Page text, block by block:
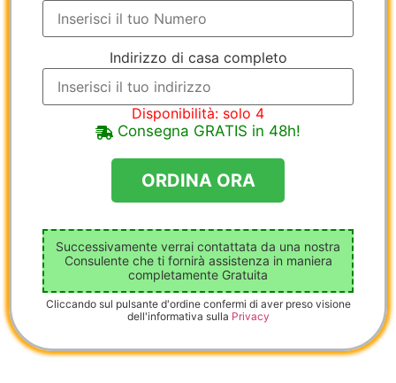
Indirizzo di casa completo
Disponibilità: solo 4
Consegna GRATIS in 48h!
Successivamente verrai contattata da una nostra
Consulente che ti fornirà assistenza in maniera
completamente Gratuita
Cliccando sul pulsante d'ordine confermi di aver preso visione
dell'informativa sulla Privacy